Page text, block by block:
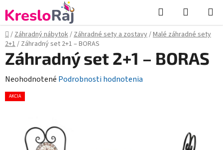
na
obsah
Hľadať
KOŠÍK
Domov
/Záhradný nábytok/Záhradné sety a zostavy/Malé záhradné sety
2+1/ Záhradný set 2+1 – BORAS
Záhradný set 2+1 – BORAS
Priemerné
hodnotenie
Neohodnotené Podrobnosti hodnotenia
AKCIA